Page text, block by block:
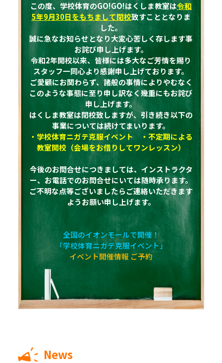
この度、学校体育のGO!GO!はくしま教室は令和
5年9月30日をもちまして閉校致すこととなりま
した。
誠に急なお知らせとなり大変心苦しく存します事
お詫び申し上げます。
令和2年開校以来、皆様には多大なご芳情を賜り
スタッフ一同心より感謝申し上げております。
ご愛顧にお関わらず、諸般の事情によりやむなく
このような事態に至り申し訳なく幾重にもお詫び
申し上げます。
はくしま教室は閉校致しますが、引き続き以下の
事業については続けてまいります。
・学校体育ニガテ克服イベント ・不定期による
教室開校（会場をお借りしてワンレッスン）
今後のお問合せにつきましては、インストラクタ
ー、お電話でのお問合せにいては随時承ります。
ご不明な点等ございましたらご連絡いただきます
ようお願い申し上げます。
全国のイオンモールで開催！
「学校体育ニガテ克服イベント」
イベント開催情報 ご予約
News